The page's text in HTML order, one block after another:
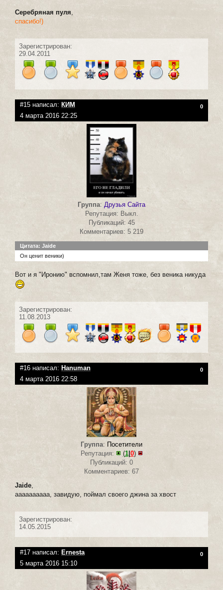
Серебряная пуля
спасибо!)
Зарегистрирован:
29.04.2011
#15 написал: КИМ 0
4 марта 2016 22:25
Группа: Друзья Сайта
Репутация: Выкл.
Публикаций: 45
Комментариев: 5 219
Цитата: Jaide
Он ценит веники)
Вот и я "Иронию" вспомнил,там Женя тоже, без веника никуда
Зарегистрирован:
11.08.2013
#16 написал: Hanuman 0
4 марта 2016 22:58
Группа: Посетители
Репутация:
(1| 0)
Публикаций: 0
Комментариев: 67
Jaide
аааааааааа, завидую, поймал своего джина за хвост
Зарегистрирован:
14.05.2015
#17 написал: Ernesta 0
5 марта 2016 15:10